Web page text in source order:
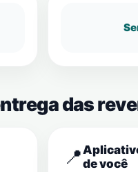
das
📍de você